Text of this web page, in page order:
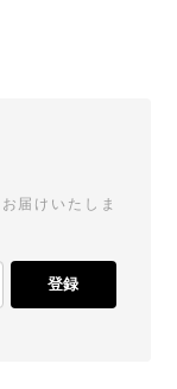
届けいたしま
登録